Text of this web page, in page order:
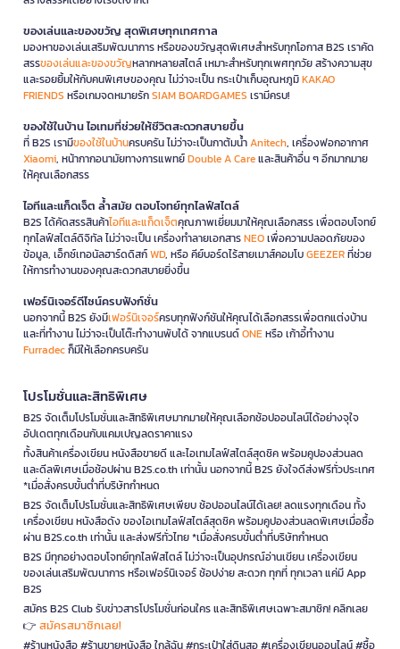
ของเล่นและของขวัญ สุดพิเศษทุกเทศกาล
มองหาของเล่นเสริมพัฒนาการ หรือของขวัญสุดพิเศษสำหรับทุกโอกาส B2S เราคัด
สรรของเล่นและของขวัญหลากหลายสไตล์ เหมาะสำหรับทุกเพศทุกวัย สร้างความสุข
และรอยยิ้มให้กับคนพิเศษของคุณ ไม่ว่าจะเป็น กระเป๋าเก็บอุณหภูมิKAKAO
FRIENDS หรือเกมจดหมายรักSIAM BOARDGAMES เรามีครบ!
ของใช้ในบ้าน ไอเทมที่ช่วยให้ชีวิตสะดวกสบายขึ้น
ที่ B2S เรามีของใช้ในบ้านครบครัน ไม่ว่าจะเป็นกาต้มน้ำAnitech, เครื่องฟอกอากาศ
Xiaomi, หน้ากากอนามัยทางการแพทย์Double A Careและสินค้าอื่น ๆ อีกมากมาย
ให้คุณเลือกสรร
ไอทีและแก็ดเจ็ต ล้ำสมัย ตอบโจทย์ทุกไลฟ์สไตล์
B2S ได้คัดสรรสินค้าไอทีและแก็ดเจ็ตคุณภาพเยี่ยมมาให้คุณเลือกสรร เพื่อตอบโจทย์
ทุกไลฟ์สไตล์ดิจิทัล ไม่ว่าจะเป็น เครื่องทำลายเอกสารNEOเพื่อความปลอดภัยของ
ข้อมูล, เอ็กซ์เทอนัลฮาร์ดดิสก์WD, หรือ คีย์บอร์ดไร้สายเมาส์คอมโบGEEZERที่ช่วย
ให้การทำงานของคุณสะดวกสบายยิ่งขึ้น
เฟอร์นิเจอร์ดีไซน์ครบฟังก์ชั่น
นอกจากนี้ B2S ยังมีเฟอร์นิเจอร์ครบทุกฟังก์ชันให้คุณได้เลือกสรรเพื่อตกแต่งบ้าน
และที่ทำงาน ไม่ว่าจะเป็นโต๊ะทำงานพับได้ จากแบรนด์ONEหรือ เก้าอี้ทำงาน
Furradecก็มีให้เลือกครบครัน
โปรโมชั่นและสิทธิพิเศษ
B2S จัดเต็มโปรโมชั่นและสิทธิพิเศษมากมายให้คุณเลือกช้อปออนไลน์ได้อย่างจุใจ
อัปเดตทุกเดือนกับแคมเปญลดราคาแรง
ทั้งสินค้าเครื่องเขียน หนังสือขายดี และไอเทมไลฟ์สไตล์สุดชิค พร้อมคูปองส่วนลด
และดีลพิเศษเมื่อช้อปผ่าน B2S.co.th เท่านั้น นอกจากนี้ B2S ยังใจดีส่งฟรีทั่วประเทศ
*เมื่อสั่งครบขั้นต่ำที่บริษัทกำหนด
B2S จัดเต็มโปรโมชั่นและสิทธิพิเศษเพียบ ช้อปออนไลน์ได้เลย! ลดแรงทุกเดือน ทั้ง
เครื่องเขียน หนังสือดัง ของไอเทมไลฟ์สไตล์สุดชิค พร้อมคูปองส่วนลดพิเศษเมื่อซื้อ
ผ่าน B2S.co.th เท่านั้น และส่งฟรีทั่วไทย *เมื่อสั่งครบขั้นต่ำที่บริษัทกำหนด
B2S มีทุกอย่างตอบโจทย์ทุกไลฟ์สไตล์ ไม่ว่าจะเป็นอุปกรณ์อ่านเขียน เครื่องเขียน
ของเล่นเสริมพัฒนาการ หรือเฟอร์นิเจอร์ ช้อปง่าย สะดวก ทุกที่ ทุกเวลา แค่มี App
B2S
สมัคร B2S Club รับข่าวสารโปรโมชั่นก่อนใคร และสิทธิพิเศษเฉพาะสมาชิก! คลิกเลย
👉 สมัครสมาชิกเลย!
#ร้านหนังสือ #ร้านขายหนังสือ ใกล้ฉัน #กระเป๋าใส่ดินสอ #เครื่องเขียนออนไลน์ #ซื้อ